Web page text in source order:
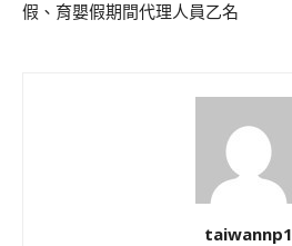
假、育嬰假期間代理人員乙名
taiwannp1